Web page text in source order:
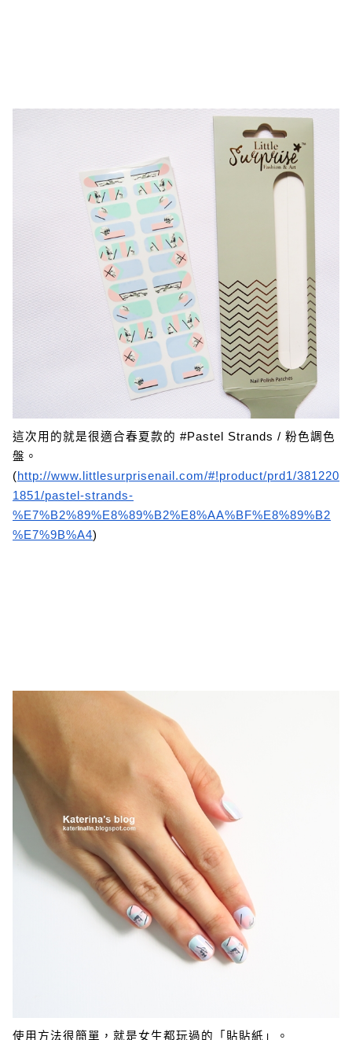
這次用的就是很適合春夏款的 #Pastel Strands / 粉色調色
盤。
(http://www.littlesurprisenail.com/#!product/prd1/381220
1851/pastel-strands-
%E7%B2%89%E8%89%B2%E8%AA%BF%E8%89%B2
%E7%9B%A4)
使用方法很簡單，就是女生都玩過的「貼貼紙」。